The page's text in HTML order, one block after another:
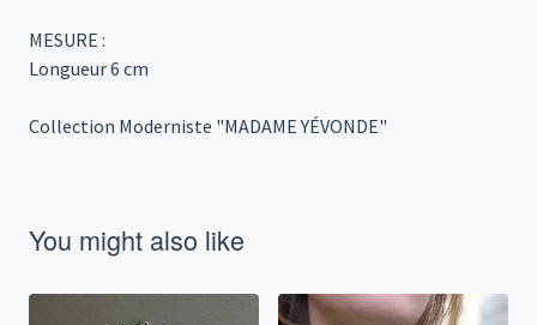
MESURE :
Longueur 6 cm
Collection Moderniste "MADAME YÉVONDE"
You might also like